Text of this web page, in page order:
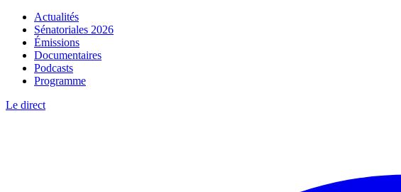
Actualités
Sénatoriales 2026
Émissions
Documentaires
Podcasts
Programme
Le direct